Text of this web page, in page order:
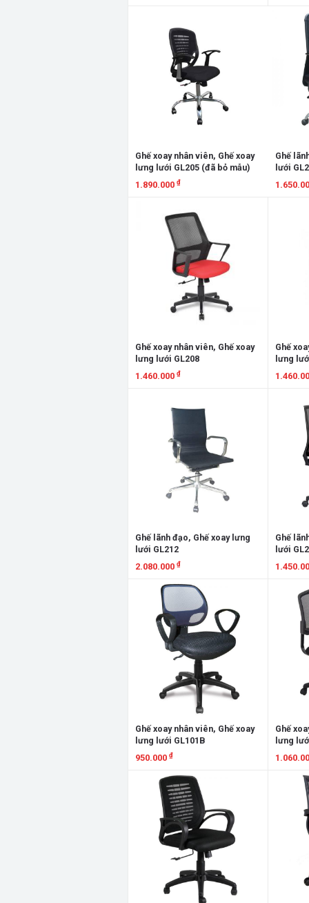
Xem
Ghế xoay nhân viên, Ghế xoay
lưng lưới GL205 (đã bỏ mẫu)
1.890.000 ₫
Ghế
lưới
Ghế xoay nhân viên, Ghế xoay
lưng lưới GL208
1.460.000 ₫
Ghế
lưng
Ghế lãnh đạo, Ghế xoay lưng
lưới GL212
2.080.000 ₫
Xem chi tiết
Ghế
lưới
Xem
Ghế xoay nhân viên, Ghế xoay
lưng lưới GL101B
950.000 ₫
Xem chi tiết
Ghế
lưng
Xem